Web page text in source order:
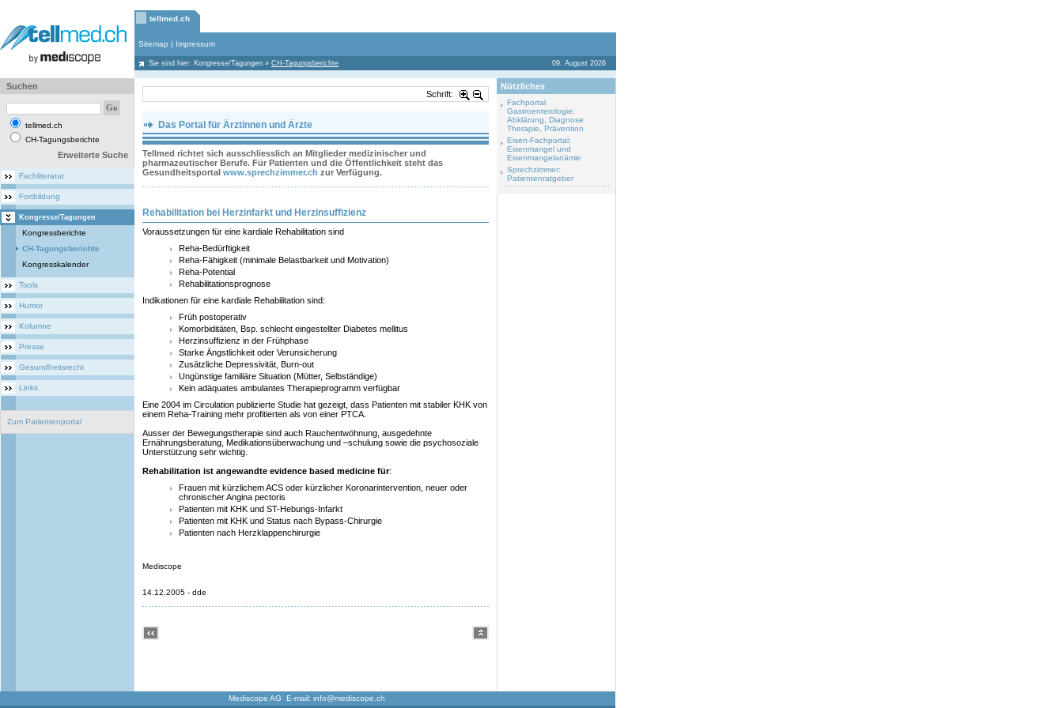
tellmed.ch
Sitemap | Impressum
Sie sind hier: Kongresse/Tagungen » CH-Tagungsberichte 09. August 2026
Suchen
tellmed.ch
CH-Tagungsberichte
Erweiterte Suche
Fachliteratur
Fortbildung
Kongresse/Tagungen
Kongressberichte
CH-Tagungsberichte
Kongresskalender
Tools
Humor
Kolumne
Presse
Gesundheitsrecht
Links
Zum Patientenportal
Schrift:
Das Portal für Ärztinnen und Ärzte
Tellmed richtet sich ausschliesslich an Mitglieder medizinischer und
pharmazeutischer Berufe. Für Patienten und die Öffentlichkeit steht das
Gesundheitsportal www.sprechzimmer.ch zur Verfügung.
Rehabilitation bei Herzinfarkt und Herzinsuffizienz
Voraussetzungen für eine kardiale Rehabilitation sind
Reha-Bedürftigkeit
Reha-Fähigkeit (minimale Belastbarkeit und Motivation)
Reha-Potential
Rehabilitationsprognose
Indikationen für eine kardiale Rehabilitation sind:
Früh postoperativ
Komorbiditäten, Bsp. schlecht eingestellter Diabetes mellitus
Herzinsuffizienz in der Frühphase
Starke Ängstlichkeit oder Verunsicherung
Zusätzliche Depressivität, Burn-out
Ungünstige familiäre Situation (Mütter, Selbständige)
Kein adäquates ambulantes Therapieprogramm verfügbar
Eine 2004 im Circulation publizierte Studie hat gezeigt, dass Patienten mit stabiler KHK von
einem Reha-Training mehr profitierten als von einer PTCA.
Ausser der Bewegungstherapie sind auch Rauchentwöhnung, ausgedehnte
Ernährungsberatung, Medikationsüberwachung und –schulung sowie die psychosoziale
Unterstützung sehr wichtig.
Rehabilitation ist angewandte evidence based medicine für:
Frauen mit kürzlichem ACS oder kürzlicher Koronarintervention, neuer oder
chronischer Angina pectoris
Patienten mit KHK und ST-Hebungs-Infarkt
Patienten mit KHK und Status nach Bypass-Chirurgie
Patienten nach Herzklappenchirurgie
Mediscope
14.12.2005 - dde
Nützliches
Fachportal
Gastroenterologie:
Abklärung, Diagnose
Therapie, Prävention
Eisen-Fachportal:
Eisenmangel und
Eisenmangelanämie
Sprechzimmer:
Patientenratgeber
Mediscope AG E-mail: info@mediscope.ch